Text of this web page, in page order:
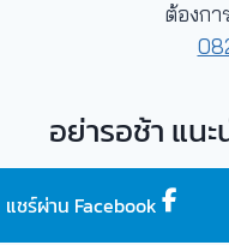
ต้องก
อย่ารอช้า แนะ
แชร์ผ่าน Facebook